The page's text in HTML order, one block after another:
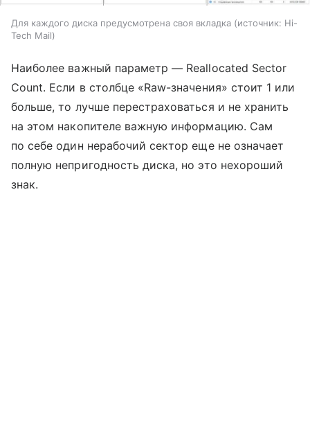
Для каждого диска предусмотрена своя вкладка источник: Hi-
Tech Mail
Наиболее важный параметр — Reallocated Sector
Count. Если в столбце «Raw-значения» стоит 1 или
больше, то лучше перестраховаться и не хранить
на этом накопителе важную информацию. Сам
по себе один нерабочий сектор еще не означает
полную непригодность диска, но это нехороший
знак.